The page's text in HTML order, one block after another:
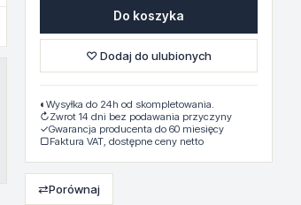
Do koszyka
♡ Dodaj do ulubionych
◐ Wysyłka do 24h od skompletowania.
↻Zwrot 14 dni bez podawania przyczyny
✓Gwarancja producenta do 60 miesięcy
▢Faktura VAT, dostępne ceny netto
⇄Porównaj